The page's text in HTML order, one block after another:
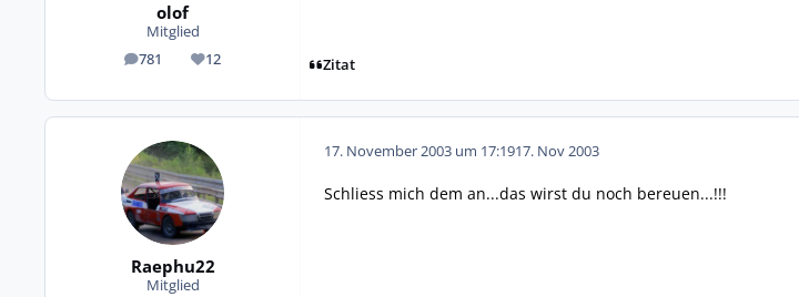
olof
Mitglied
781
Beiträge 12
Reputation Zitat
Raephu22
Mitglied
17. November 2003 um 17:1917. Nov 2003
Schliess mich dem an...das wirst du noch bereuen...!!!